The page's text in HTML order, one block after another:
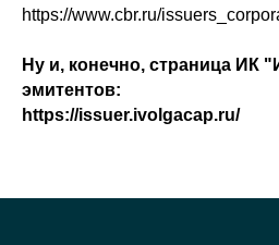
https://www.cbr.ru/
Ну и, конечно, страница ИК
эмитентов:
https://issuer.ivolgacap.ru/